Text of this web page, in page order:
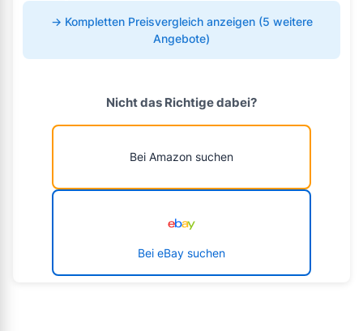
→ Kompletten Preisvergleich anzeigen (5 weitere
Angebote)
Nicht das Richtige dabei?
Bei Amazon suchen
Bei eBay suchen